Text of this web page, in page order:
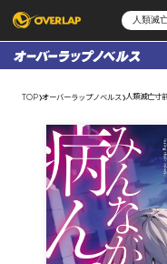
コミックガルド
コミッククリエ
その他
コミックエッセイ
ポケットモンスター
アニメ
ゲーム
企業
会社概要
採用情報
アクセス
オーバーラップホールデ
TOP オーバーラップノベルス 人類滅亡寸